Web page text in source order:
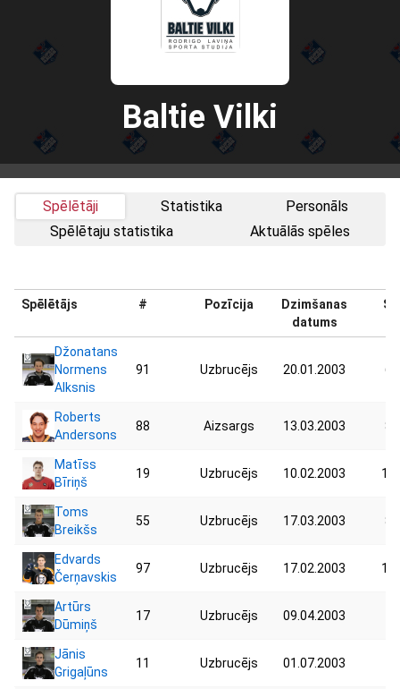
Baltie Vilki
Spēlētāji Statistika
Personāls
Spēlētaju statistika
Aktuālās spēles
Spēlētājs # Pozīcija
Dzimšanas
datums
Džonatans
Normens
Alksnis
91 Uzbrucējs 20.01.2003
Roberts
Andersons
88 Aizsargs 13.03.2003
Matīss
Bīriņš
19 Uzbrucējs 10.02.2003
Toms
Breikšs
55 Uzbrucējs 17.03.2003
Edvards
Čerņavskis
97 Uzbrucējs 17.02.2003
Artūrs
Dūmiņš
17 Uzbrucējs 09.04.2003
Jānis
Grigaļūns
11 Uzbrucējs 01.07.2003